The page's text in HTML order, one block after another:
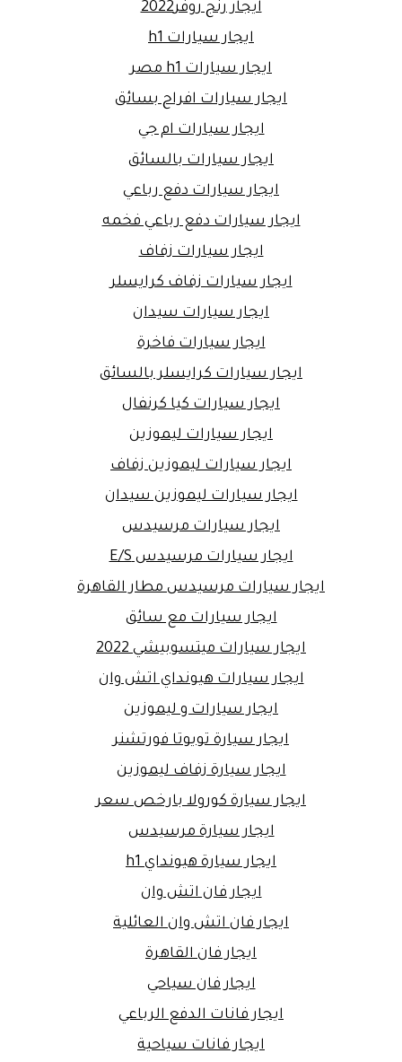
ايجار رنج روفر2022
ايجار سيارات h1
ايجار سيارات h1 مصر
ايجار سيارات افراح بسائق
ايجار سيارات ام جي
ايجار سيارات بالسائق
ايجار سيارات دفع رباعي
ايجار سيارات دفع رباعي فخمه
ايجار سيارات زفاف
ايجار سيارات زفاف كرايسلر
ايجار سيارات سيدان
ايجار سيارات فاخرة
ايجار سيارات كرايسلر بالسائق
ايجار سيارات كيا كرنفال
ايجار سيارات ليموزين
ايجار سيارات ليموزين زفاف
ايجار سيارات ليموزين سيدان
ايجار سيارات مرسيدس
ايجار سيارات مرسيدس E/S
ايجار سيارات مرسيدس مطار القاهرة
ايجار سيارات مع سائق
ايجار سيارات ميتسوبيشي 2022
ايجار سيارات هيونداي اتش وان
ايجار سيارات و ليموزين
ايجار سيارة تويوتا فورتشنر
ايجار سيارة زفاف ليموزين
ايجار سيارة كورولا بارخص سعر
ايجار سيارة مرسيدس
ايجار سيارة هيونداي h1
ايجار فان اتش وان
ايجار فان اتش وان العائلية
ايجار فان القاهرة
ايجار فان سياحي
ايجار فانات الدفع الرباعي
ايجار فانات سياحية